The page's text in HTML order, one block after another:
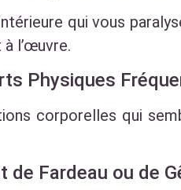
qui vous
l’œuvre.
Physiques
corporelles qui
de Fardeau ou de